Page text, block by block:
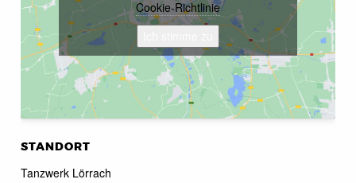
STANDORT
Tanzwerk Lörrach
Cookie-Richtlinie